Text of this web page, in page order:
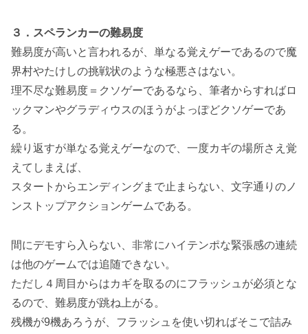
３．スペランカーの難易度
難易度が高いと言われるが、単なる覚えゲーであるので魔
界村やたけしの挑戦状のような極悪さはない。
理不尽な難易度＝クソゲーであるなら、筆者からすればロ
ックマンやグラディウスのほうがよっぽどクソゲーであ
る。
繰り返すが単なる覚えゲーなので、一度カギの場所さえ覚
えてしまえば、
スタートからエンディングまで止まらない、文字通りのノ
ンストップアクションゲームである。
間にデモすら入らない、非常にハイテンポな緊張感の連続
は他のゲームでは追随できない。
ただし４周目からはカギを取るのにフラッシュが必須とな
るので、難易度が跳ね上がる。
残機が9機あろうが、フラッシュを使い切ればそこで詰み